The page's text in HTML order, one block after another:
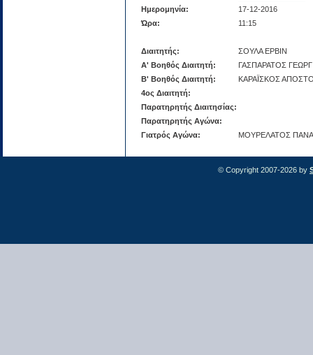
Ημερομηνία:
17-12-2016
Ώρα:
11:15
Διαιτητής:
ΣΟΥΛΑ ΕΡΒΙΝ
Α' Βοηθός Διαιτητή:
ΓΑΣΠΑΡΑΤΟΣ
Β' Βοηθός Διαιτητή:
ΚΑΡΑΪΣΚΟΣ
4ος Διαιτητή:
Παρατηρητής Διαιτησίας:
Παρατηρητής Αγώνα:
Γιατρός Αγώνα:
ΜΟΥΡΕΛΑΤΟΣ
© Copyright 2007-2026 by